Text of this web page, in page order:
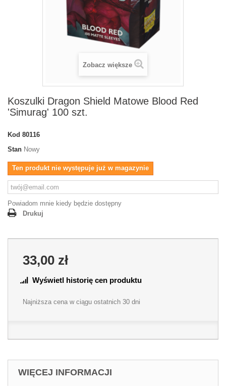
Zobacz większe
Koszulki Dragon Shield Matowe Blood Red
'Simurag' 100 szt.
Kod 80116
Stan Nowy
Ten produkt nie występuje już w magazynie
Powiadom mnie kiedy będzie dostępny
Drukuj
33,00 zł
Wyświetl historię cen produktu
Najniższa cena w ciągu ostatnich 30 dni
WIĘCEJ INFORMACJI